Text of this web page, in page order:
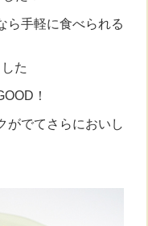
ら手軽に食べられる
た
！
がでてさらにおいし